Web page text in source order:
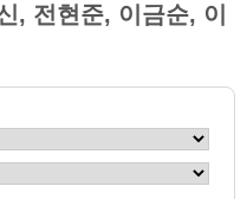
전현준, 이금순, 이